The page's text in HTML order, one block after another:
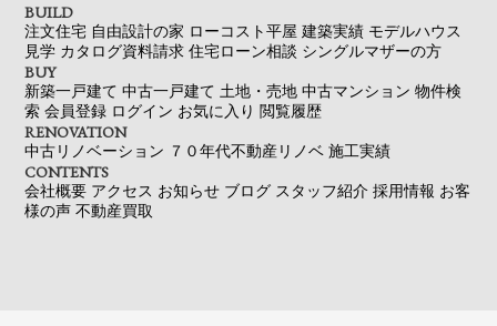
BUILD
注文住宅 自由設計の家 ローコスト平屋 建築実績 モデルハウス
見学 カタログ資料請求 住宅ローン相談 シングルマザーの方
BUY
新築一戸建て 中古一戸建て 土地・売地 中古マンション 物件検
索 会員登録 ログイン お気に入り 閲覧履歴
RENOVATION
中古リノベーション ７０年代不動産リノベ 施工実績
CONTENTS
会社概要 アクセス お知らせ ブログ スタッフ紹介 採用情報 お客
様の声 不動産買取